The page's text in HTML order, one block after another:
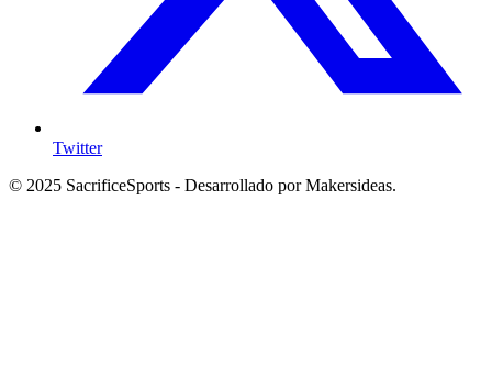
Twitter
© 2025 SacrificeSports - Desarrollado por Makersideas.